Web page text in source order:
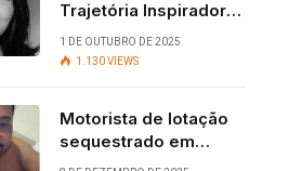
Trajetória Inspiradora
da ex-vereadora Ruth
Contadora
1 DE OUTUBRO DE 2025
1.130VIEWS
Motorista de lotação
sequestrado em
Eunápolis é